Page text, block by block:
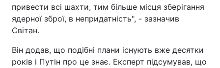
привести всі шахти, тим більше місця зберігання
ядерної зброї, в непридатність", - зазначив
Світан.
Він додав, що подібні плани існують вже десятки
років і Путін про це знає. Експерт підсумував, що